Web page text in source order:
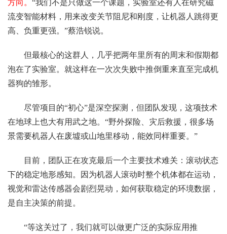
方向。 “我们不是只做这一个课题，实验室还有人在研究磁
流变智能材料，用来改变关节阻尼和刚度，让机器人跳得更
高、负重更强。”蔡浩锐说。
但最核心的这群人，几乎把两年里所有的周末和假期都
泡在了实验室。就这样在一次次失败中推倒重来直至完成机
器狗的雏形。
尽管项目的“初心”是深空探测，但团队发现，这项技术
在地球上也大有用武之地。“野外探险、灾后救援，很多场
景需要机器人在废墟或山地里移动，能效同样重要。”
目前，团队正在攻克最后一个主要技术难关：滚动状态
下的稳定地形感知。因为机器人滚动时整个机体都在运动，
视觉和雷达传感器会剧烈晃动，如何获取稳定的环境数据，
是自主决策的前提。
“等这关过了，我们就可以做更广泛的实际应用推